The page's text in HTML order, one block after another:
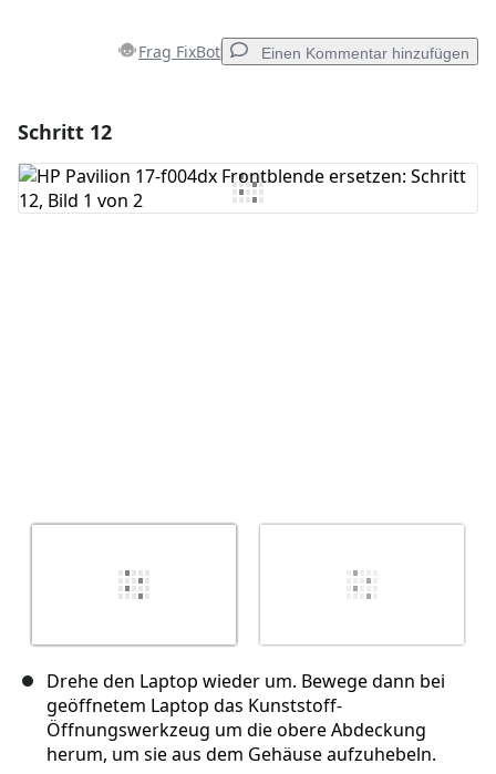
Frag FixBot Einen Kommentar hinzufügen
Kommentar hinzufügen
Schritt 12
Drehe den Laptop wieder um. Bewege dann bei
geöffnetem Laptop das Kunststoff-
Öffnungswerkzeug um die obere Abdeckung
herum, um sie aus dem Gehäuse aufzuhebeln.